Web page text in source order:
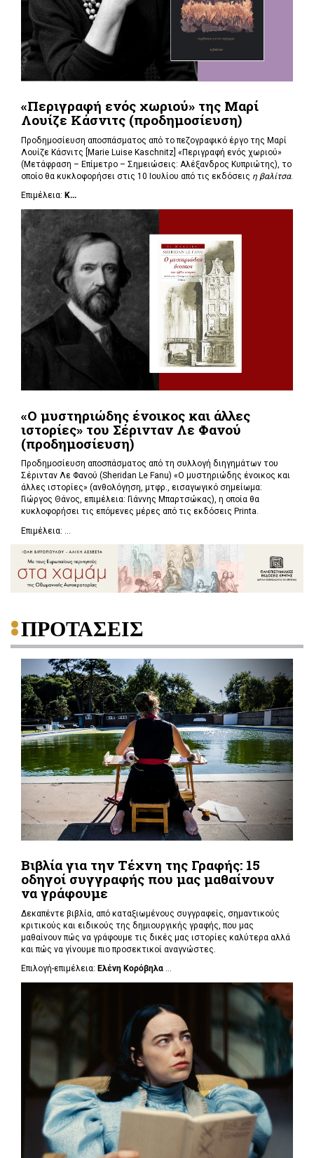
«Περιγραφή ενός χωριού» της Μαρί
Λουίζε Κάσνιτς (προδημοσίευση)
Προδημοσίευση αποσπάσματος από το πεζογραφικό έργο της Μαρί
Λουίζε Κάσνιτς [Marie Luise Kaschnitz] «Περιγραφή ενός χωριού»
(Μετάφραση – Επίμετρο – Σημειώσεις: Αλέξανδρος Κυπριώτης), το
οποίο θα κυκλοφορήσει στις 10 Ιουλίου από τις εκδόσεις η βαλίτσα.
Επιμέλεια: Κ...
«Ο μυστηριώδης ένοικος και άλλες
ιστορίες» του Σέρινταν Λε Φανού
(προδημοσίευση)
Προδημοσίευση αποσπάσματος από τη συλλογή διηγημάτων του
Σέρινταν Λε Φανού (Sheridan Le Fanu) «Ο μυστηριώδης ένοικος και
άλλες ιστορίες» (ανθολόγηση, μτφρ., εισαγωγικό σημείωμα:
Γιώργος Θάνος, επιμέλεια: Γιάννης Μπαρτσώκας), η οποία θα
κυκλοφορήσει τις επόμενες μέρες από τις εκδόσεις Printa.
Επιμέλεια: ...
ΠΡΟΤΑΣΕΙΣ
Βιβλία για την Τέχνη της Γραφής: 15
οδηγοί συγγραφής που μας μαθαίνουν
να γράφουμε
Δεκαπέντε βιβλία, από καταξιωμένους συγγραφείς, σημαντικούς
κριτικούς και ειδικούς της δημιουργικής γραφής, που μας
μαθαίνουν πώς να γράφουμε τις δικές μας ιστορίες καλύτερα αλλά
και πώς να γίνουμε πιο προσεκτικοί αναγνώστες.
Επιλογή-επιμέλεια: Ελένη Κορόβηλα ...